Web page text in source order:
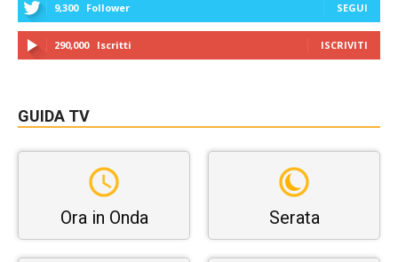
9,300 Follower SEGUI
290,000 Iscritti ISCRIVITI
GUIDA TV
Ora in Onda Serata